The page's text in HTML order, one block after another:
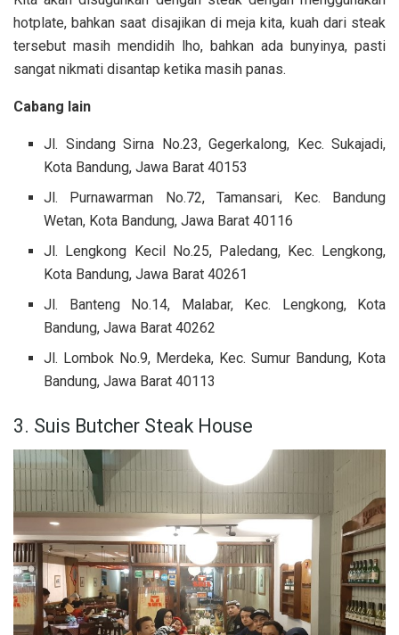
hotplate, bahkan saat disajikan di meja kita, kuah dari steak
tersebut masih mendidih lho, bahkan ada bunyinya, pasti
sangat nikmati disantap ketika masih panas.
Cabang lain
Jl. Sindang Sirna No.23, Gegerkalong, Kec. Sukajadi,
Kota Bandung, Jawa Barat 40153
Jl. Purnawarman No.72, Tamansari, Kec. Bandung
Wetan, Kota Bandung, Jawa Barat 40116
Jl. Lengkong Kecil No.25, Paledang, Kec. Lengkong,
Kota Bandung, Jawa Barat 40261
Jl. Banteng No.14, Malabar, Kec. Lengkong, Kota
Bandung, Jawa Barat 40262
Jl. Lombok No.9, Merdeka, Kec. Sumur Bandung, Kota
Bandung, Jawa Barat 40113
3. Suis Butcher Steak House